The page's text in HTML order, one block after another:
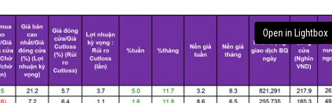
Open in Lightbox